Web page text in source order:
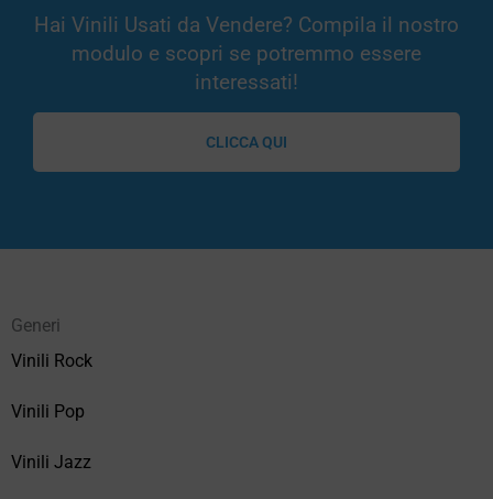
Hai Vinili Usati da Vendere? Compila il nostro
modulo e scopri se potremmo essere
interessati!
CLICCA QUI
Generi
Vinili Rock
Vinili Pop
Vinili Jazz